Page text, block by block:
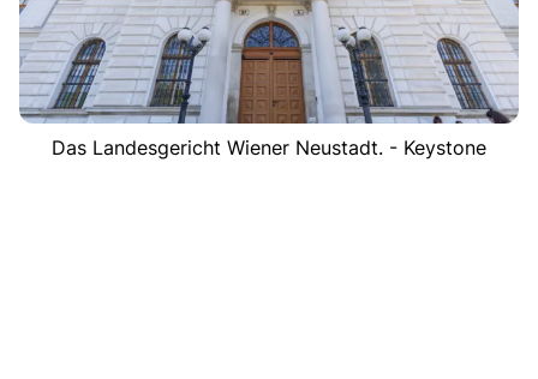
Das Landesgericht Wiener Neustadt. - Keystone